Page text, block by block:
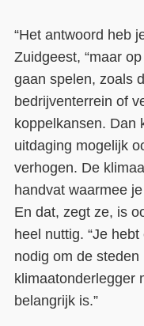
“Het antwoord heb
Zuidgeest, “maar
gaan spelen, zoals
bedrijventerrein of
koppelkansen. Dan
uitdaging mogelijk
verhogen. De
handvat waarmee
En dat, zegt ze, is
heel nuttig. “Je
nodig om de
klimaatonderlegger
belangrijk is.”